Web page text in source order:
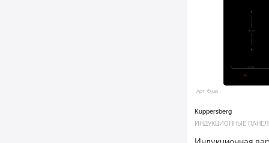
Арт. 6945
Kuppersberg
ИНДУКЦИОННЫЕ